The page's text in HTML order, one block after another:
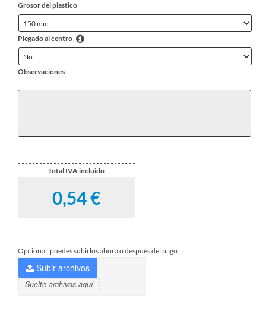
Grosor del plastico
Plegado al centro
Observaciones
Total IVA incluido
Opcional, puedes subirlos ahora o después del pago.